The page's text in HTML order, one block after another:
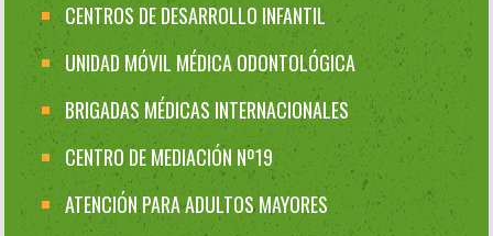
CENTROS DE DESARROLLO INFANTIL
UNIDAD MÓVIL MÉDICA ODONTOLÓGICA
BRIGADAS MÉDICAS INTERNACIONALES
CENTRO DE MEDIACIÓN Nº19
ATENCIÓN PARA ADULTOS MAYORES